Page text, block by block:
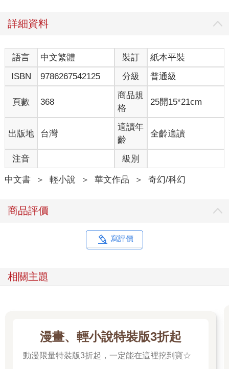
詳細資料
語言 中文繁體 裝訂
紙本平裝
ISBN
9786267542125 分級 普通級
頁數 368
商品規
格
25開15*21cm
出版地 台灣
適讀年
齡
全齡適讀
注音 級別
中文書 ＞ 輕小說 ＞ 華文作品 ＞ 奇幻/科幻
商品評價
寫評價
相關主題
漫畫、輕小說特裝版3折起
動漫限量特裝版3折起，一定能在這裡挖到寶☆